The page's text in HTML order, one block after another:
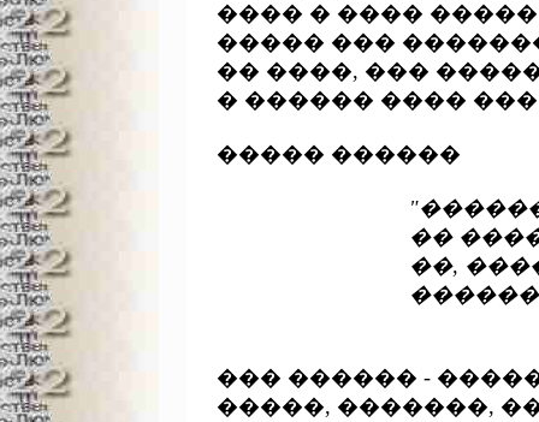
���� � ����
����� ���
�� ����, ���
� ������ ����
����� ������
��� ������ -
�����, �������,